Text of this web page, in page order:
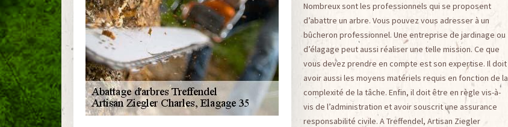
Nombreux sont les professionnels qui se proposent
d’abattre un arbre. Vous pouvez vous adresser à un
bûcheron professionnel. Une entreprise de jardinage ou
d’élagage peut aussi réaliser une telle mission. Ce que
vous devez prendre en compte est son expertise. Il doit
avoir aussi les moyens matériels requis en fonction de la
complexité de la tâche. Enfin, il doit être en règle vis-à-
vis de l’administration et avoir souscrit une assurance
responsabilité civile. A Treffendel, Artisan Ziegler